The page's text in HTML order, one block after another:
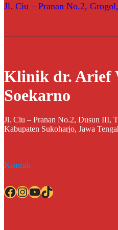
Jl. Ciu – Pranan No.2,
Klinik dr. Arief
Soekarno
Jl. Ciu – Pranan No.2, Dusun III,
Kabupaten Sukoharjo, Jawa
Kontak
Facebook InstagramYouTube TikTok